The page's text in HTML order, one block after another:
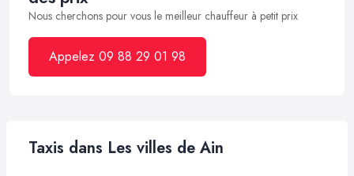
Nous cherchons pour vous le meilleur chauffeur à petit prix
Appelez 09 88 29 01 98
Taxis dans Les villes de Ain